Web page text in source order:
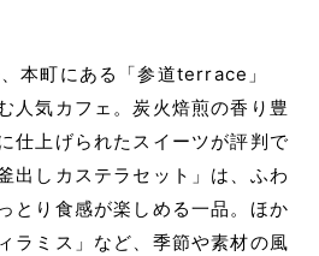
本町にある「参道terrace」
人気カフェ。炭火焙煎の香り豊
仕上げられたスイーツが評判で
出しカステラセット」は、ふわ
とり食感が楽しめる一品。ほか
ラミス」など、季節や素材の風